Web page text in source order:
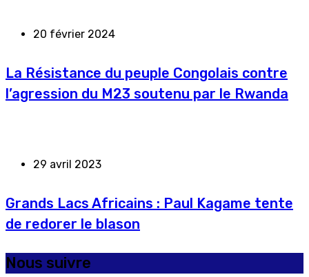
20 février 2024
La Résistance du peuple Congolais contre
l’agression du M23 soutenu par le Rwanda
29 avril 2023
Grands Lacs Africains : Paul Kagame tente
de redorer le blason
Nous suivre